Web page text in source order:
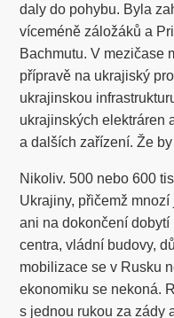
daly do pohybu. Byla
víceméně záložáků a
Bachmutu. V mezičase
přípravě na ukrajiský
ukrajinskou
ukrajinských elektráren
a dalších zařízení. Že
Nikoliv. 500 nebo 600
Ukrajiny, přičemž
ani na dokončení
centra, vládní budovy,
mobilizace se v Rusku
ekonomiku se nekoná.
s jednou rukou za zády